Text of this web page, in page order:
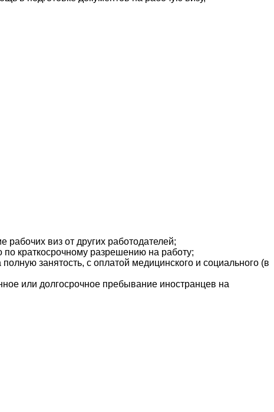
виз от других работодателей;
краткосрочному разрешению на работу;
занятость, с оплатой медицинского и социального (в
или долгосрочное пребывание иностранцев на